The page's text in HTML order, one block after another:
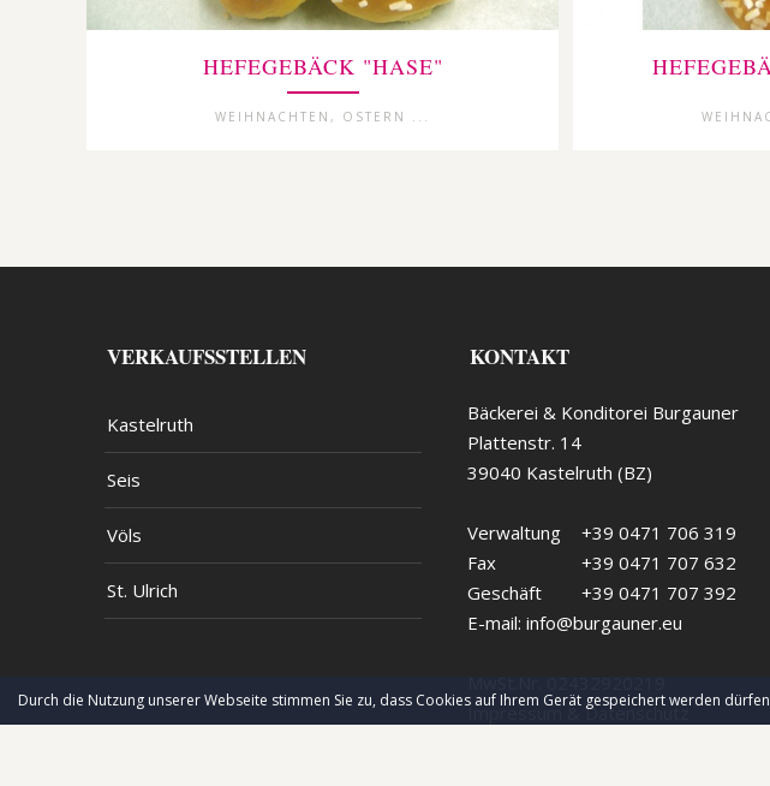
HEFEGEBÄCK "HASE"
WEIHNACHTEN, OSTERN ...
VERKAUFSSTELLEN
Kastelruth
Seis
Völs
St. Ulrich
KONTAKT
Bäckerei & Konditorei Burgauner
Plattenstr. 14
39040 Kastelruth (BZ)
Verwaltung
+39 0471 706 319
Fax
+39 0471 707 632
Geschäft
+39 0471 707 392
E-mail: info@burgauner.eu
MwSt.Nr. 02432920219
Impressum & Datenschutz
Durch die Nutzung unserer Webseite stimmen Sie zu, dass Cookies auf Ihrem Gerät gespeichert werden